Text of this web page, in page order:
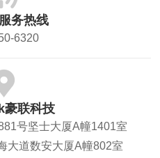
务热线
6320
联科技
号坚士大厦A幢1401室
大道数安大厦A幢802室